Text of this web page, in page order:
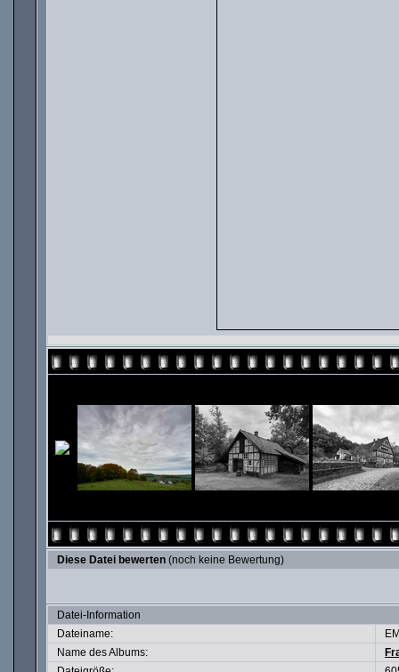
Diese Datei bewerten (noch keine Bewertung)
Datei-Information
Dateiname:
Name des Albums: